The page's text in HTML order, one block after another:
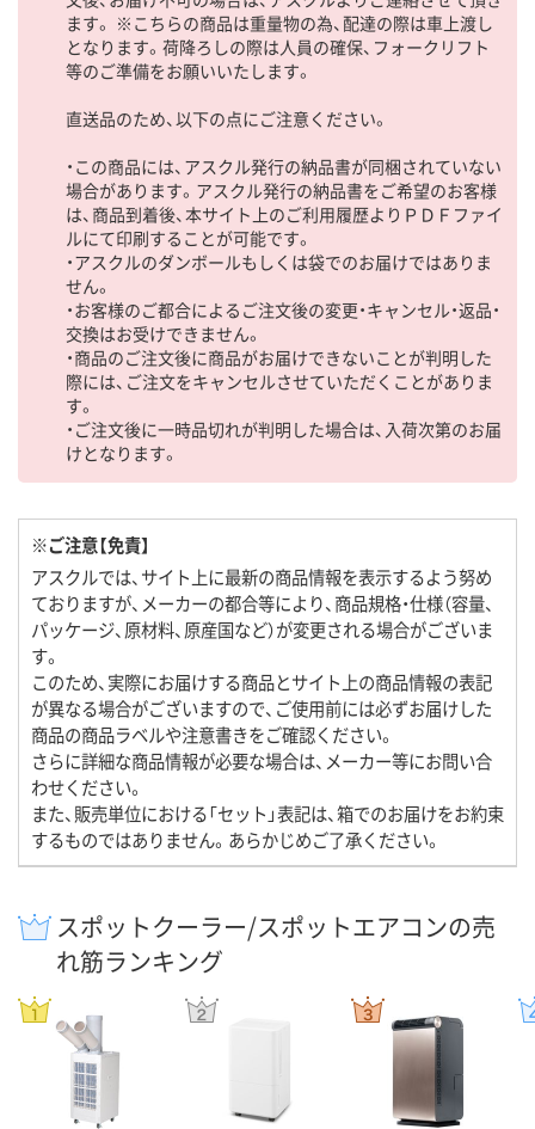
ます。 ※こちらの商品は重量物の為、配達の際は車上渡し
となります。荷降ろしの際は人員の確保、フォークリフト
等のご準備をお願いいたします。
直送品のため、以下の点にご注意ください。
・この商品には、アスクル発行の納品書が同梱されていない
場合があります。アスクル発行の納品書をご希望のお客様
は、商品到着後、本サイト上のご利用履歴よりＰＤＦファイ
ルにて印刷することが可能です。
・アスクルのダンボールもしくは袋でのお届けではありま
せん。
・お客様のご都合によるご注文後の変更・キャンセル・返品・
交換はお受けできません。
・商品のご注文後に商品がお届けできないことが判明した
際には、ご注文をキャンセルさせていただくことがありま
す。
・ご注文後に一時品切れが判明した場合は、入荷次第のお届
けとなります。
※ご注意【免責】
アスクルでは、サイト上に最新の商品情報を表示するよう努め
ておりますが、メーカーの都合等により、商品規格・仕様（容量、
パッケージ、原材料、原産国など）が変更される場合がございま
す。
このため、実際にお届けする商品とサイト上の商品情報の表記
が異なる場合がございますので、ご使用前には必ずお届けした
商品の商品ラベルや注意書きをご確認ください。
さらに詳細な商品情報が必要な場合は、メーカー等にお問い合
わせください。
また、販売単位における「セット」表記は、箱でのお届けをお約束
するものではありません。あらかじめご了承ください。
スポットクーラー/スポットエアコンの売
れ筋ランキング